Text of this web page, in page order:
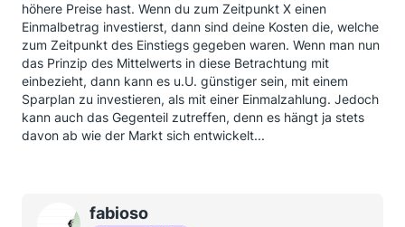
höhere Preise hast. Wenn du zum Zeitpunkt X einen
Einmalbetrag investierst, dann sind deine Kosten die, welche
zum Zeitpunkt des Einstiegs gegeben waren. Wenn man nun
das Prinzip des Mittelwerts in diese Betrachtung mit
einbezieht, dann kann es u.U. günstiger sein, mit einem
Sparplan zu investieren, als mit einer Einmalzahlung. Jedoch
kann auch das Gegenteil zutreffen, denn es hängt ja stets
davon ab wie der Markt sich entwickelt...
fabioso